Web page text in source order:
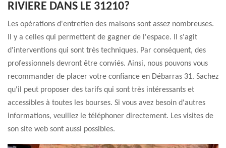
RIVIERE DANS LE 31210?
Les opérations d'entretien des maisons sont assez nombreuses.
Il y a celles qui permettent de gagner de l'espace. Il s'agit
d'interventions qui sont très techniques. Par conséquent, des
professionnels devront être conviés. Ainsi, nous pouvons vous
recommander de placer votre confiance en Débarras 31. Sachez
qu'il peut proposer des tarifs qui sont très intéressants et
accessibles à toutes les bourses. Si vous avez besoin d'autres
informations, veuillez le téléphoner directement. Les visites de
son site web sont aussi possibles.